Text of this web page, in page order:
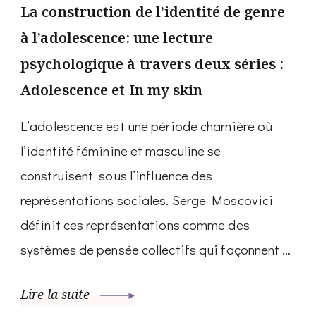
La construction de l’identité de genre
à l’adolescence: une lecture
psychologique à travers deux séries :
Adolescence et In my skin
L’adolescence est une période charnière où
l’identité féminine et masculine se
construisent sous l’influence des
représentations sociales. Serge Moscovici
définit ces représentations comme des
systèmes de pensée collectifs qui façonnent …
Lire la suite